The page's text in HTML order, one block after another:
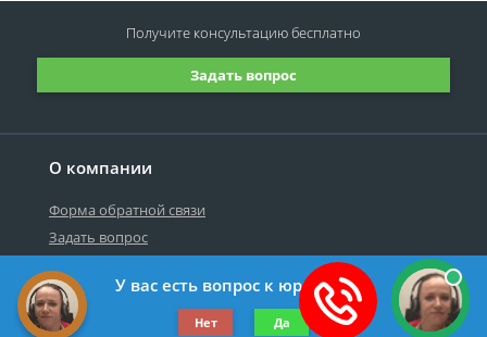
О компании
Форма обратной связи
Задать вопрос
©2019-2026 Все права защищены.
Задать вопрос
Получите консультациюбесплатно
У вас есть вопрос к юристу?
Нет Да